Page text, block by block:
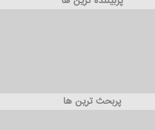
پربحث ترین ها